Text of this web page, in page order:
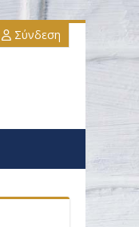
Σύνδεση